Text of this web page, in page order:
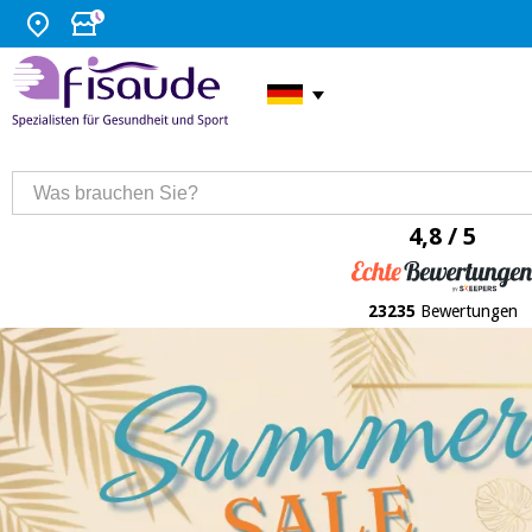
4,8 / 5
23235 Bewertungen